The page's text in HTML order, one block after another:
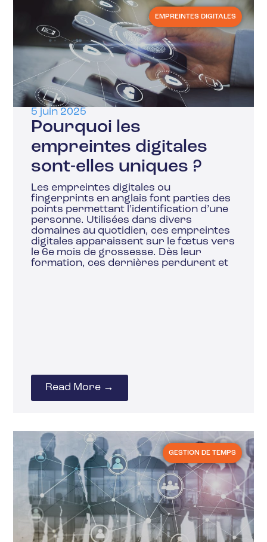
EMPREINTES DIGITALES
5 juin 2025
Pourquoi les
empreintes digitales
sont-elles uniques ?
Les empreintes digitales ou
fingerprints en anglais font parties des
points permettant l’identification d’une
personne. Utilisées dans divers
domaines au quotidien, ces empreintes
digitales apparaissent sur le fœtus vers
le 6e mois de grossesse. Dès leur
formation, ces dernières perdurent et
Read More →
GESTION DE TEMPS